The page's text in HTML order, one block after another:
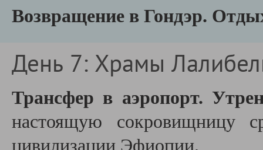
Возвращение в Гондэр.
День 7: Храмы
Трансфер в аэропорт.
настоящую сокровищницу
цивилизации Эфиопии.